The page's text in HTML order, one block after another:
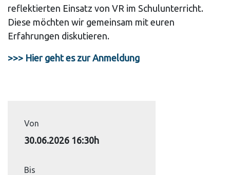
reflektierten Einsatz von VR im Schulunterricht.
Diese möchten wir gemeinsam mit euren
Erfahrungen diskutieren.
>>> Hier geht es zur Anmeldung
Von
30.06.2026 16:30h
Bis